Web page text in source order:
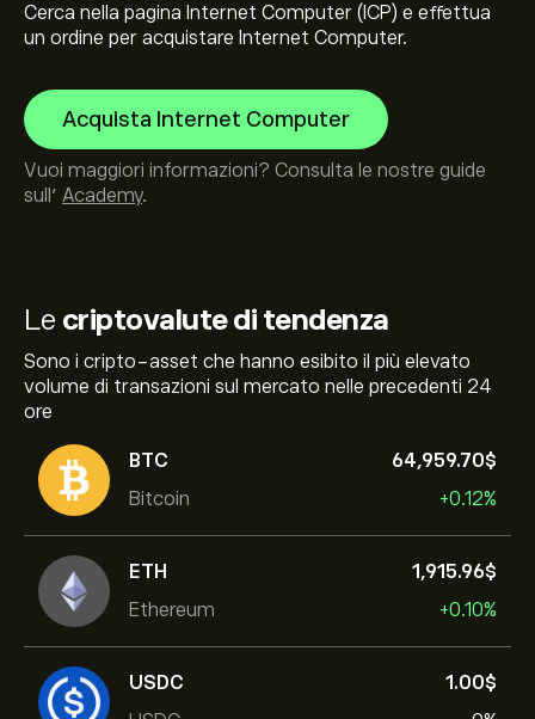
Le criptovalute di tendenza
Sono i cripto-asset che hanno esibito il più elevato
volume di transazioni sul mercato nelle precedenti 24
ore
BTC
Bitcoin
64,959.70‎$‎
+0.12%
ETH
Ethereum
1,915.96‎$‎
+0.10%
USDC
1.00‎$‎
Cerca nella pagina Internet Computer (ICP) e effettua
un ordine per acquistare Internet Computer.
Acquista Internet Computer
Vuoi maggiori informazioni? Consulta le nostre guide
sull’ Academy.